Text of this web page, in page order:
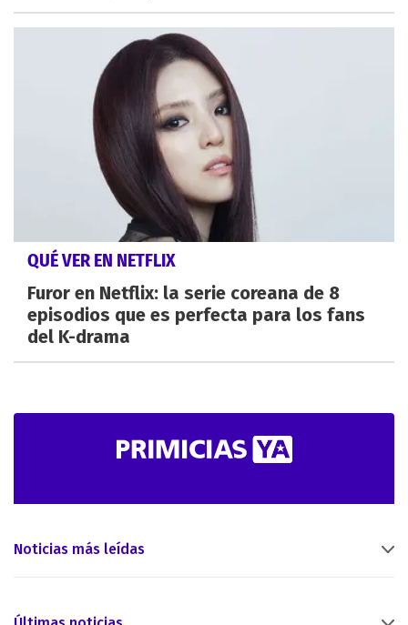
QUÉ VER EN NETFLIX
Furor en Netflix: la serie coreana de 8
episodios que es perfecta para los fans
del K-drama
Noticias más leídas